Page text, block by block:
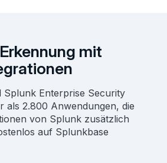
mit
Splunk Enterprise Security
als 2.800 Anwendungen, die
von Splunk zusätzlich
auf Splunkbase